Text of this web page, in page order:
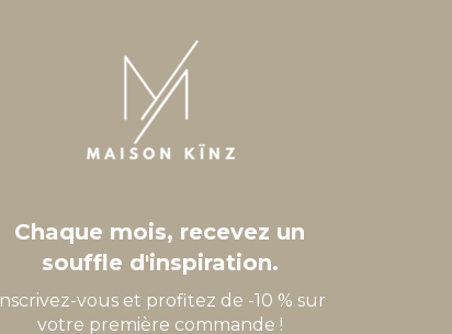
Chaque mois, recevez un
souffle d'inspiration.
Inscrivez-vous et profitez de -10 % sur
votre première commande !